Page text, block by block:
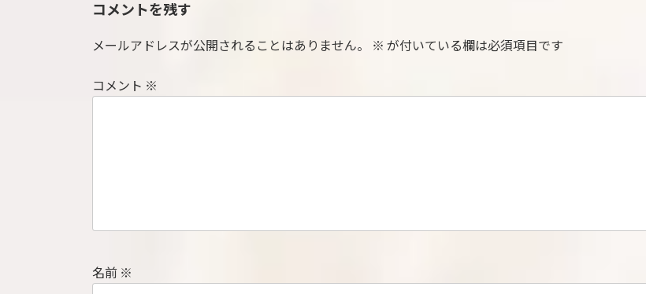
コメントを残す
メールアドレスが公開されることはありません。 ※ が付いている欄は必須項目です
コメント ※
名前 ※